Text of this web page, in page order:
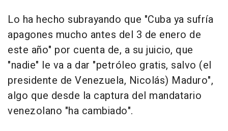
Lo ha hecho subrayando que "Cuba ya sufría
apagones mucho antes del 3 de enero de
este año" por cuenta de, a su juicio, que
"nadie" le va a dar "petróleo gratis, salvo (el
presidente de Venezuela, Nicolás) Maduro",
algo que desde la captura del mandatario
venezolano "ha cambiado".